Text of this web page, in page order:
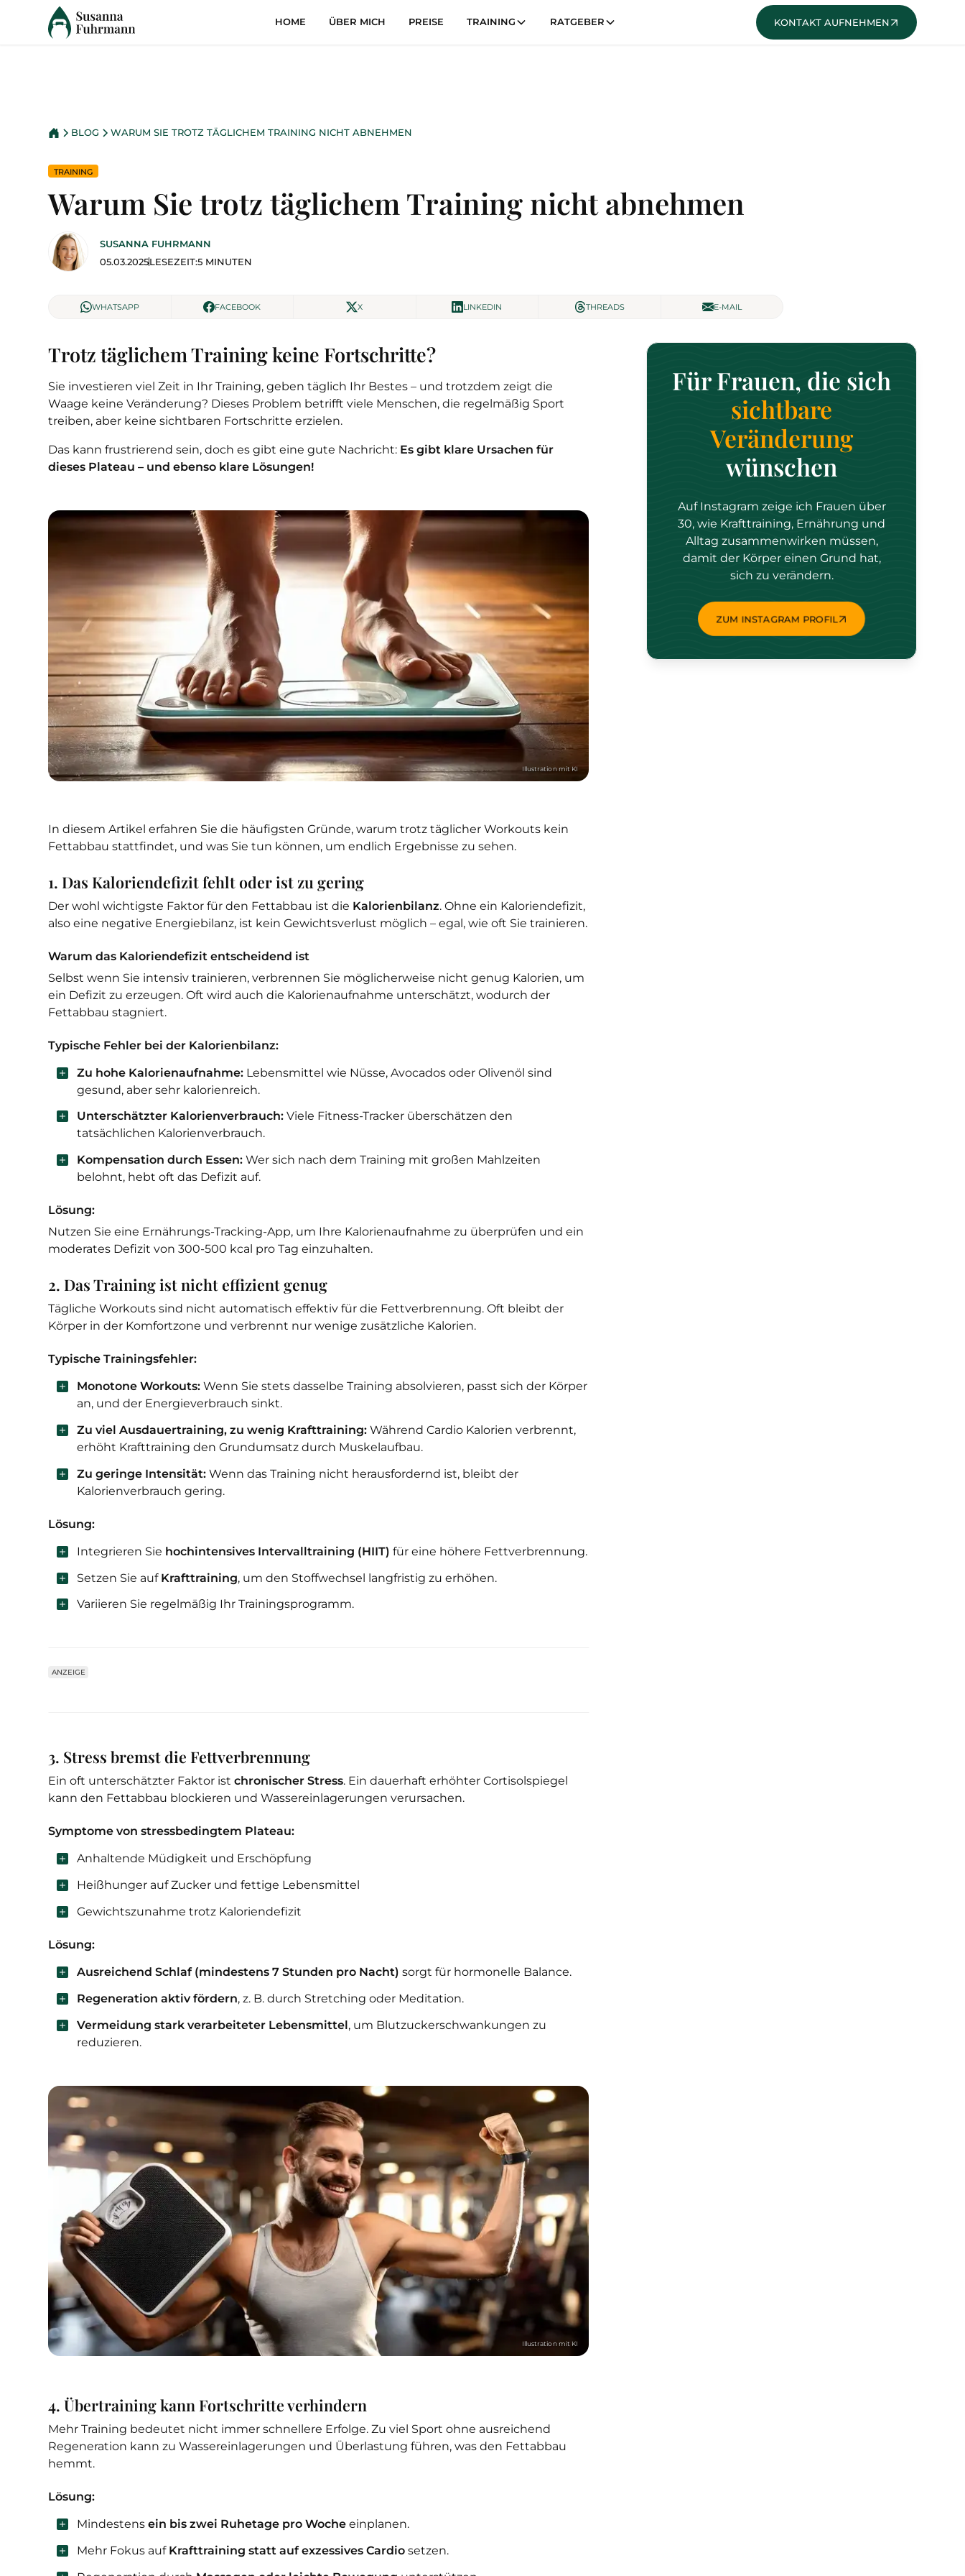
HOME ÜBER MICH PREISE TRAINING RATGEBER KONTAKT
BLOG WARUM SIE TROTZ TÄGLICHEM TRAINING NICHT ABNEHMEN
TRAINING
Warum Sie trotz täglichem Training nicht abnehmen
SUSANNA FUHRMANN
05.03.2025LESEZEIT:5 MINUTEN
WHATSAPP FACEBOOK X LINKEDIN THREADS E-MAIL
Trotz täglichem Training keine Fortschritte?
Sie investieren viel Zeit in Ihr Training, geben täglich Ihr Bestes – und trotzdem zeigt die
Waage keine Veränderung? Dieses Problem betrifft viele Menschen, die regelmäßig Sport
treiben, aber keine sichtbaren Fortschritte erzielen.
Das kann frustrierend sein, doch es gibt eine gute Nachricht: Es gibt klare Ursachen für
dieses Plateau – und ebenso klare Lösungen!
In diesem Artikel erfahren Sie die häufigsten Gründe, warum trotz täglicher Workouts kein
Fettabbau stattfindet, und was Sie tun können, um endlich Ergebnisse zu sehen.
1. Das Kaloriendefizit fehlt oder ist zu gering
Der wohl wichtigste Faktor für den Fettabbau ist die Kalorienbilanz. Ohne ein Kaloriendefizit,
also eine negative Energiebilanz, ist kein Gewichtsverlust möglich – egal, wie oft Sie trainieren.
Warum das Kaloriendefizit entscheidend ist
Selbst wenn Sie intensiv trainieren, verbrennen Sie möglicherweise nicht genug Kalorien, um
ein Defizit zu erzeugen. Oft wird auch die Kalorienaufnahme unterschätzt, wodurch der
Fettabbau stagniert.
Typische Fehler bei der Kalorienbilanz:
Zu hohe Kalorienaufnahme: Lebensmittel wie Nüsse, Avocados oder Olivenöl sind
gesund, aber sehr kalorienreich.
Unterschätzter Kalorienverbrauch: Viele Fitness-Tracker überschätzen den
tatsächlichen Kalorienverbrauch.
Kompensation durch Essen: Wer sich nach dem Training mit großen Mahlzeiten
belohnt, hebt oft das Defizit auf.
Lösung:
Nutzen Sie eine Ernährungs-Tracking-App, um Ihre Kalorienaufnahme zu überprüfen und ein
moderates Defizit von 300-500 kcal pro Tag einzuhalten.
2. Das Training ist nicht effizient genug
Tägliche Workouts sind nicht automatisch effektiv für die Fettverbrennung. Oft bleibt der
Körper in der Komfortzone und verbrennt nur wenige zusätzliche Kalorien.
Typische Trainingsfehler:
Monotone Workouts: Wenn Sie stets dasselbe Training absolvieren, passt sich der Körper
an, und der Energieverbrauch sinkt.
Zu viel Ausdauertraining, zu wenig Krafttraining: Während Cardio Kalorien verbrennt,
erhöht Krafttraining den Grundumsatz durch Muskelaufbau.
Zu geringe Intensität: Wenn das Training nicht herausfordernd ist, bleibt der
Kalorienverbrauch gering.
Lösung:
Integrieren Sie hochintensives Intervalltraining (HIIT) für eine höhere Fettverbrennung.
Setzen Sie auf Krafttraining, um den Stoffwechsel langfristig zu erhöhen.
Variieren Sie regelmäßig Ihr Trainingsprogramm.
ANZEIGE
3. Stress bremst die Fettverbrennung
Ein oft unterschätzter Faktor istchronischer Stress. Ein dauerhaft erhöhter Cortisolspiegel
kann den Fettabbau blockieren und Wassereinlagerungen verursachen.
Symptome von stressbedingtem Plateau:
Anhaltende Müdigkeit und Erschöpfung
Heißhunger auf Zucker und fettige Lebensmittel
Gewichtszunahme trotz Kaloriendefizit
Lösung:
Ausreichend Schlaf (mindestens 7 Stunden pro Nacht) sorgt für hormonelle Balance.
Regeneration aktiv fördern, z. B. durch Stretching oder Meditation.
Vermeidung stark verarbeiteter Lebensmittel, um Blutzuckerschwankungen zu
reduzieren.
4. Übertraining kann Fortschritte verhindern
Mehr Training bedeutet nicht immer schnellere Erfolge. Zu viel Sport ohne ausreichend
Regeneration kann zu Wassereinlagerungen und Überlastung führen, was den Fettabbau
hemmt.
Lösung:
Mindestensein bis zwei Ruhetage pro Woche einplanen.
Mehr Fokus auf Krafttraining statt auf exzessives Cardio setzen.
Für Frauen, die sich
sichtbare
Veränderung
wünschen
Auf Instagram zeige ich Frauen über
30, wie Krafttraining, Ernährung und
Alltag zusammenwirken müssen,
damit der Körper einen Grund hat,
sich zu verändern.
ZUM INSTAGRAM PROFIL